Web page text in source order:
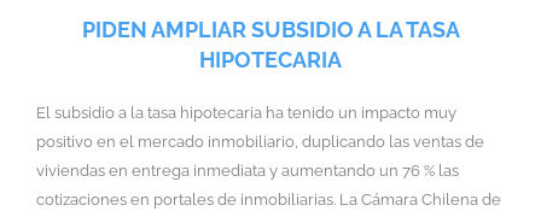
PIDEN AMPLIAR SUBSIDIO A LA TASA
HIPOTECARIA
El subsidio a la tasa hipotecaria ha tenido un impacto muy
positivo en el mercado inmobiliario, duplicando las ventas de
viviendas en entrega inmediata y aumentando un 76 % las
cotizaciones en portales de inmobiliarias. La Cámara Chilena de